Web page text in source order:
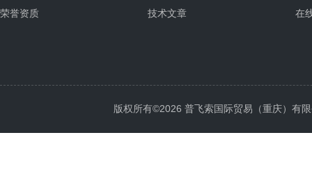
荣誉资质
技术文章
在
版权所有©2026 普飞索国际贸易（重庆）有